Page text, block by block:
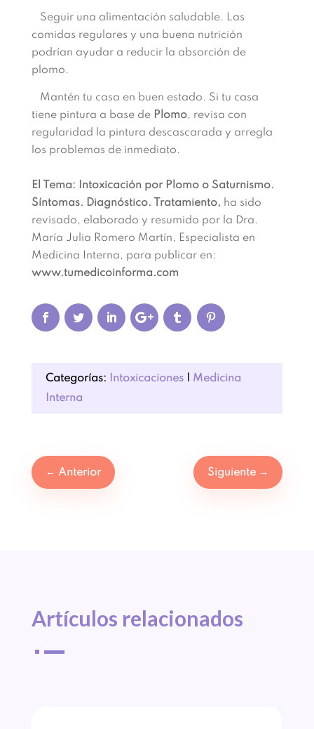
Seguir una alimentación saludable. Las
comidas regulares y una buena nutrición
podrían ayudar a reducir la absorción de
plomo.
Mantén tu casa en buen estado. Si tu casa
tiene pintura a base de Plomo, revisa con
regularidad la pintura descascarada y arregla
los problemas de inmediato.
El Tema: Intoxicación por Plomo oSaturnismo.
Síntomas. Diagnóstico. Tratamiento, ha sido
revisado, elaborado y resumido por la Dra.
María Julia Romero Martín, Especialista en
Medicina Interna, para publicar en:
www.tumedicoinforma.com
Categorías: Intoxicaciones| Medicina
Interna
← Anterior Siguiente →
Artículos relacionados
^